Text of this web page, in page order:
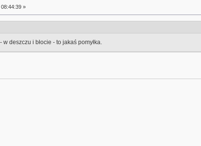
»
deszczu i błocie - to jakaś pomyłka.